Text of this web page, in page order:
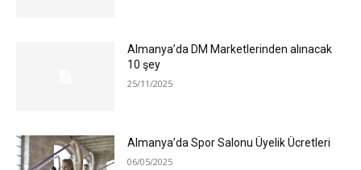
Almanya’da DM Marketlerinden alınacak
10 şey
25/11/2025
Almanya’da Spor Salonu Üyelik Ücretleri
06/05/2025